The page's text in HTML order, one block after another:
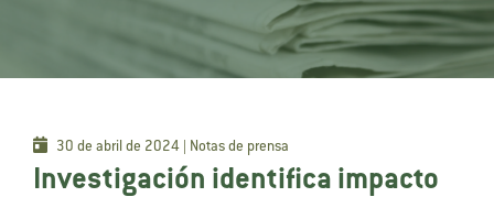
30 de abril de 2024 | Notas de prensa
Investigación identifica impacto